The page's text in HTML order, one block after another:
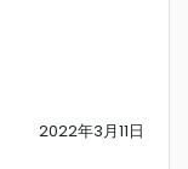
2022年3月11日